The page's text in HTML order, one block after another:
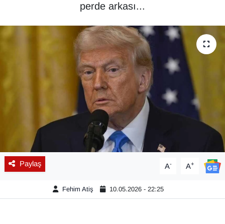
perde arkası...
Paylaş A- A+
Fehim Atiş 10.05.2026 - 22:25
EĞİTİM
Emlak
En çok konuşulanlar
GENEL